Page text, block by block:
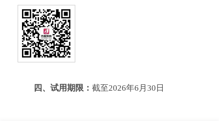
四、试用期限：截至2026年6月30日